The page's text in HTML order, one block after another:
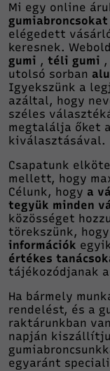
Mi egy online
gumiabroncsokat
elégedett
keresnek.
gumi , téli gumi ,
utolsó sorban
Igyekszünk a
azáltal, hogy
széles
megtalálja őket
kiválasztásával.
Csapatunk
mellett, hogy
Célunk, hogy a
tegyük minden
közösséget
törekszünk, hogy
információk
értékes
tájékozódjanak
Ha bármely
rendelést, és a
raktárunkban
napján
egyaránt